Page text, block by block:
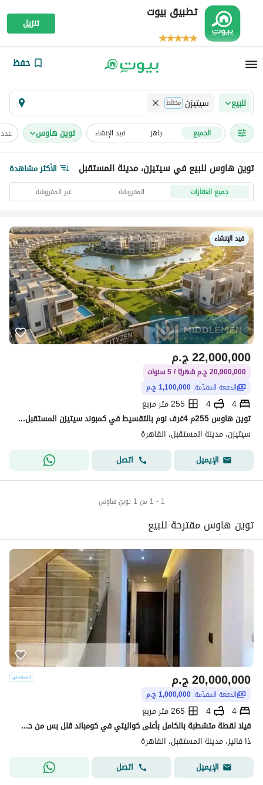
تطبيق بيوت
تنزيل
حفظ
للبيع سيتيزن مختلط
الجميع جاهز قيد الإنشاء توين هاوس
توين هاوس للبيع في سيتيزن، مدينة المستقبل الأكثر مشاهدة
جميع العقارات المفروشة غير المفروشة
قيد الإنشاء
ج.م22,000,000
20,900,000 ج.م شهريًا / 5 سنوات
الدفعة المقدّمة: 1,100,000 ج.م
4
4
255 متر مربع
توين هاوس 255م 4غرف نوم بالتقسيط في كمبوند سيتيزن المستقبل سيتي - Cityzen Mostakbal City
سيتيزن، مدينة المستقبل، القاهرة
الإيميل
اتصل
1 - 1 من 1 توين هاوس
توين هاوس مقترحة للبيع
ج.م20,000,000
الدفعة المقدّمة: 1,000,000 ج.م
4
4
265 متر مربع
فيلا لقطة متشطبة بالكامل بأعلى كواليتي في كومباند ڤلل بس من حسن علام
ذا فاليز، مدينة المستقبل، القاهرة
الإيميل
اتصل